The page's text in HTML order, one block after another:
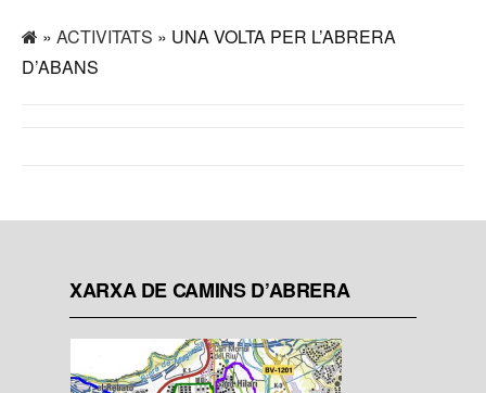
» ACTIVITATS » UNA VOLTA PER L’ABRERA
D’ABANS
XARXA DE CAMINS D’ABRERA